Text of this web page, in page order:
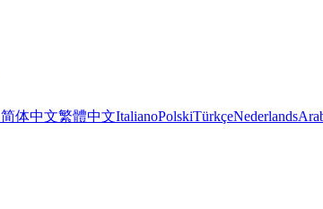
简体中文繁體中文ItalianoPolskiTürkçeNederlands